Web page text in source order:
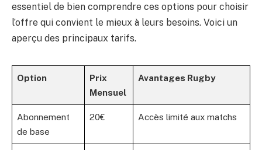
essentiel de bien comprendre ces options pour choisir
l’offre qui convient le mieux à leurs besoins. Voici un
aperçu des principaux tarifs.
Option
Prix
Mensuel
Avantages Rugby
Abonnement
de base
20€ Accès limité aux matchs